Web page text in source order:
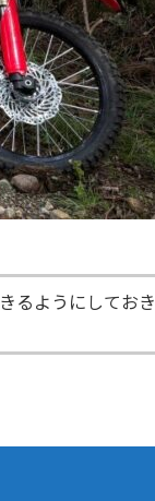
るようにしておき